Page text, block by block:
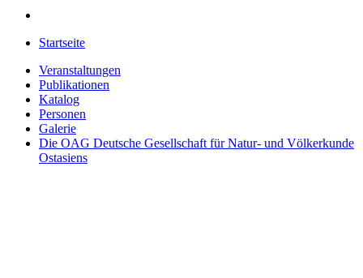
Startseite
Veranstaltungen
Publikationen
Katalog
Personen
Galerie
Die OAG Deutsche Gesellschaft für Natur- und Völkerkunde
Ostasiens